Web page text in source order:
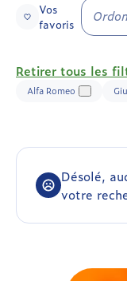
Vos
favoris
Retirer tous les
Alfa Romeo
Désolé,
votre